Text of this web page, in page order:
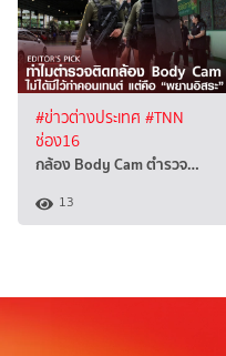
#ข่าวต่างประเทศ #TNN
ช่อง16
กล้อง Body Cam ตำรวจ…
13